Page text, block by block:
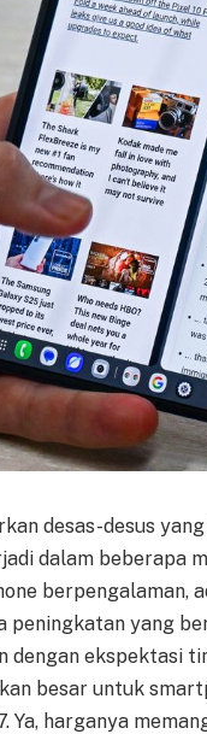
desas-desus
dalam beberapa
berpengalaman,
peningkatan yang
dengan ekspektasi
besar untuk
Ya, harganya